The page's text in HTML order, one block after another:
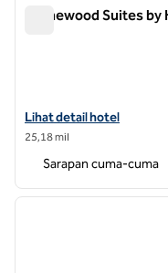
Homewood Suites
Lihat detail hotel untuk
Lihat detail hotel
25,18 mil
Sarapan cuma-cuma
1 dari 12